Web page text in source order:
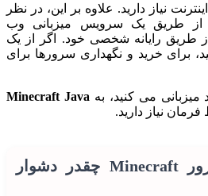
نیاز دارید. علاوه بر این، در نظر
از طریق یک سرویس میزبانی وب
از طریق رایانه شخصی خود. اگر از یک
برای خرید و نگهداری سرورها برای
می کنید، به Minecraft Java
نیاز دارید.
راه اندازی یک سرور Minecraft چقدر دشوار